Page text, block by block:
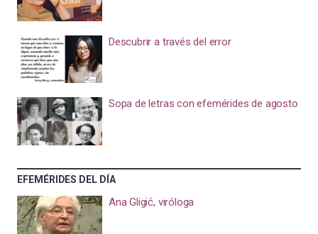
Descubrir a través del error
Sopa de letras con efemérides de agosto
EFEMÉRIDES DEL DÍA
Ana Gligić, viróloga